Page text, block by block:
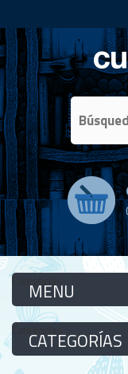
Categorías
Categorías